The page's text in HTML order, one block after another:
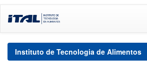
navigation
Instituto de Tecnologia de Alimentos